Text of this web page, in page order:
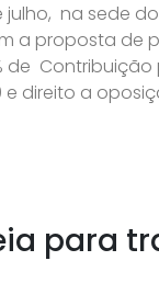
na sede
proposta de
Contribuição
direito a
para